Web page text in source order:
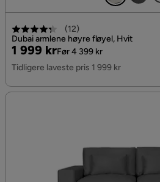
(12)
Dubai armlene høyre fløyel, Hvit
Pris
1 999 kr
Original
Pris
Før 4 399 kr
Tidligere laveste pris 1 999 kr